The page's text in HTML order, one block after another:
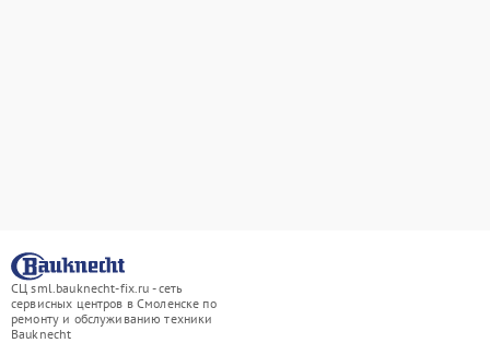
СЦ sml.bauknecht-fix.ru - сеть
сервисных центров в Смоленске по
ремонту и обслуживанию техники
Bauknecht